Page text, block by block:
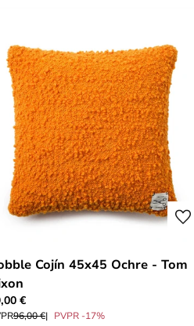
Cojín 45x45 Ochre - Tom
€
96,00 € PVPR -17%